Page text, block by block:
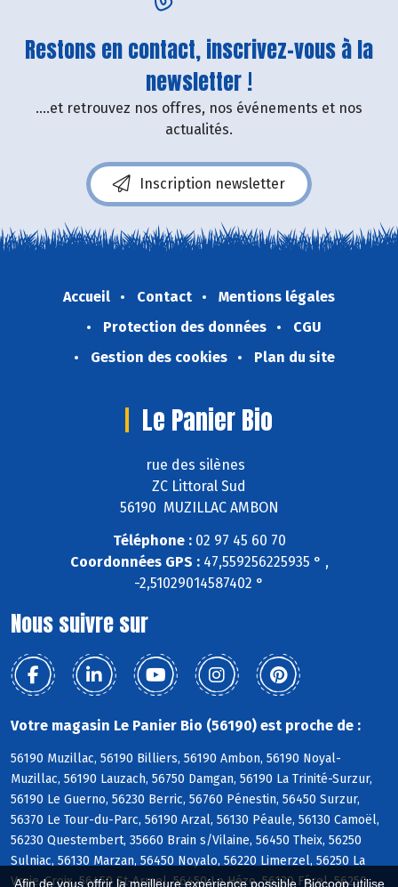
Afin de vous offrir la meilleure expérience possible, Biocoop utilise
Restons en contact, inscrivez-vous à la
newsletter !
....et retrouvez nos offres, nos événements et nos
actualités.
Inscription newsletter
Accueil Contact
Mentions légales
Protection des données
CGU
Gestion des cookies
Plan du site
Le Panier Bio
rue des silènes
ZC Littoral Sud
56190 MUZILLAC AMBON
Téléphone :02 97 45 60 70
Coordonnées GPS :47,559256225935 ° ,
-2,51029014587402 °
Nous suivre sur
Votre magasin Le Panier Bio (56190) est proche de :
56190 Muzillac, 56190 Billiers, 56190 Ambon, 56190 Noyal-
Muzillac, 56190 Lauzach, 56750 Damgan, 56190 La Trinité-Surzur,
56190 Le Guerno, 56230 Berric, 56760 Pénestin, 56450 Surzur,
56370 Le Tour-du-Parc, 56190 Arzal, 56130 Péaule, 56130 Camoël,
56230 Questembert, 35660 Brain s/Vilaine, 56450 Theix, 56250
Sulniac, 56130 Marzan, 56450 Noyalo, 56220 Limerzel, 56250 La
Vraie-Croix, 56450 St-Armel, 56450 Le Hézo, 56130 Férel, 56250